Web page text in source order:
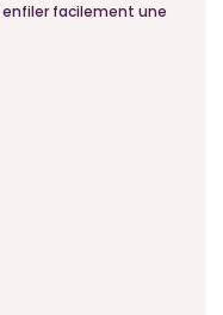
facilement une